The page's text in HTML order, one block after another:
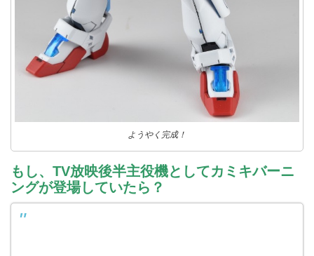
ようやく完成！
もし、TV放映後半主役機としてカミキバーニ
ングが登場していたら？